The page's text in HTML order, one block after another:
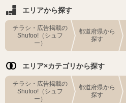
エリアから探す
チラシ・広告掲載の
Shufoo!（シュフ
ー）
都道府県から
探す
エリア×カテゴリから探す
チラシ・広告掲載の
Shufoo!（シュフ
ー）
都道府県から
探す